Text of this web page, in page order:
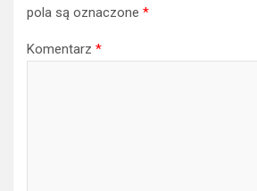
pola są oznaczone *
Komentarz *